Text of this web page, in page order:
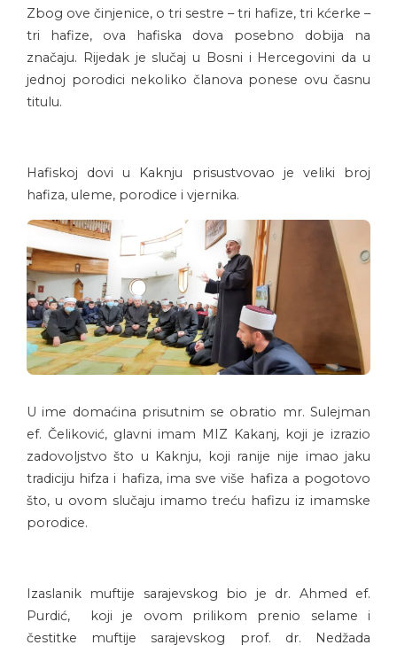
Zbog ove činjenice, o tri sestre – tri hafize, tri kćerke –
tri hafize, ova hafiska dova posebno dobija na
značaju. Rijedak je slučaj u Bosni i Hercegovini da u
jednoj porodici nekoliko članova ponese ovu časnu
titulu.
Hafiskoj dovi u Kaknju prisustvovao je veliki broj
hafiza, uleme, porodice i vjernika.
U ime domaćina prisutnim se obratio mr. Sulejman
ef. Čeliković, glavni imam MIZ Kakanj, koji je izrazio
zadovoljstvo što u Kaknju, koji ranije nije imao jaku
tradiciju hifza i hafiza, ima sve više hafiza a pogotovo
što, u ovom slučaju imamo treću hafizu iz imamske
porodice.
Izaslanik muftije sarajevskog bio je dr. Ahmed ef.
Purdić, koji je ovom prilikom prenio selame i
čestitke muftije sarajevskog prof. dr. Nedžada